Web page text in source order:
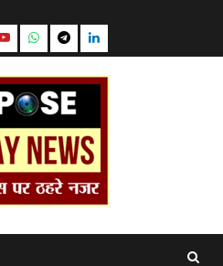
Whatsapp
TelegramLinkedin